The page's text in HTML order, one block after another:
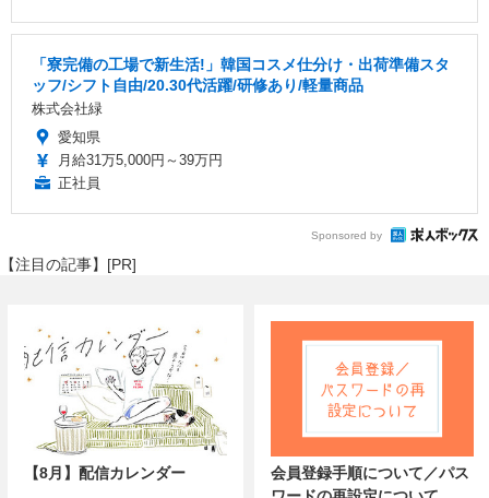
「寮完備の工場で新生活!」韓国コスメ仕分け・出荷準備スタ
ッフ/シフト自由/20.30代活躍/研修あり/軽量商品
株式会社緑
愛知県
月給31万5,000円～39万円
正社員
Sponsored by
【注目の記事】[PR]
【8月】配信カレンダー
会員登録手順について／パス